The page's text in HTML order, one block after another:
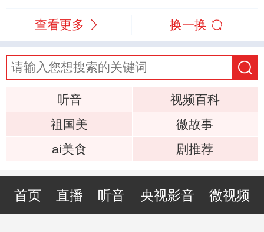
查看更多 换一换
听音
视频百科
祖国美
微故事
ai美食
剧推荐
首页 直播 听音 央视影音 微视频